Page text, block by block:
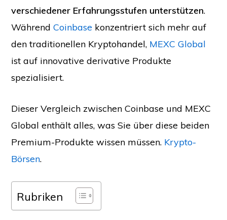
verschiedener Erfahrungsstufen unterstützen.
WährendCoinbase konzentriert sich mehr auf
den traditionellen Kryptohandel, MEXC Global
ist auf innovative derivative Produkte
spezialisiert.
Dieser Vergleich zwischen Coinbase und MEXC
Global enthält alles, was Sie über diese beiden
Premium-Produkte wissen müssen. Krypto-
Börsen.
Rubriken